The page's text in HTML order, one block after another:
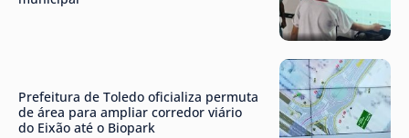
Prefeitura de Toledo oficializa permuta
de área para ampliar corredor viário
do Eixão até o Biopark